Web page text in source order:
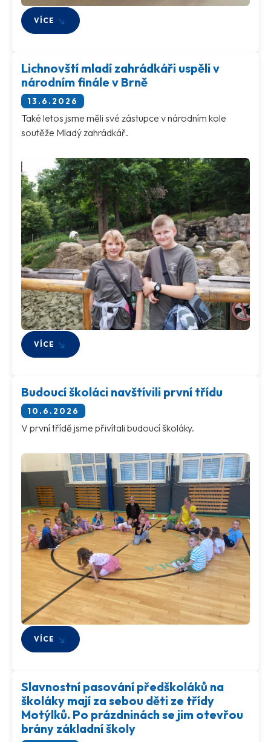
VÍCE
Lichnovští mladí zahrádkáři uspěli v
národním finále v Brně
13.6.2026
Také letos jsme měli své zástupce v národním kole
soutěže Mladý zahrádkář.
VÍCE
Budoucí školáci navštívili první třídu
10.6.2026
V první třídě jsme přivítali budoucí školáky.
VÍCE
Slavnostní pasování předškoláků na
školáky mají za sebou děti ze třídy
Motýlků. Po prázdninách se jim otevřou
brány základní školy